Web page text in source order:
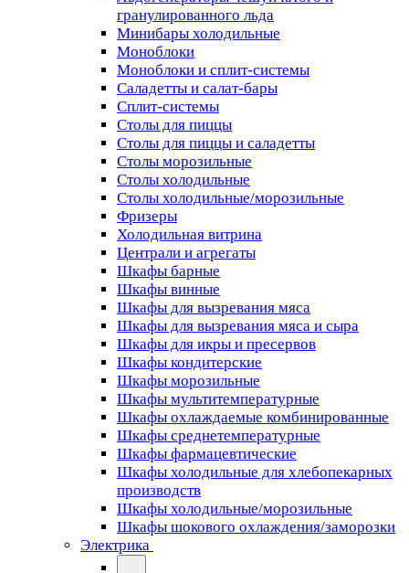
гранулированного льда
Минибары холодильные
Моноблоки
Моноблоки и сплит-системы
Саладетты и салат-бары
Сплит-системы
Столы для пиццы
Столы для пиццы и саладетты
Столы морозильные
Столы холодильные
Столы холодильные/морозильные
Фризеры
Холодильная витрина
Централи и агрегаты
Шкафы барные
Шкафы винные
Шкафы для вызревания мяса
Шкафы для вызревания мяса и сыра
Шкафы для икры и пресервов
Шкафы кондитерские
Шкафы морозильные
Шкафы мультитемпературные
Шкафы охлаждаемые комбинированные
Шкафы среднетемпературные
Шкафы фармацевтические
Шкафы холодильные для хлебопекарных
производств
Шкафы холодильные/морозильные
Шкафы шокового охлаждения/заморозки
Электрика